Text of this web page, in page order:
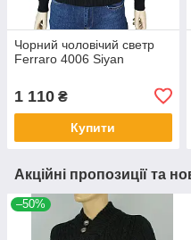
Чорний чоловічий светр
Ferraro 4006 Siyan
1 110 ₴
Купити
Акційні пропозиції та
–50%